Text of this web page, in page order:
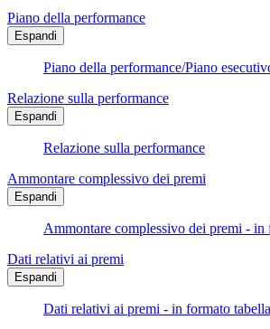
Piano della performance
Espandi
Piano della performance/Piano
Relazione sulla performance
Espandi
Relazione sulla performance
Ammontare complessivo dei premi
Espandi
Ammontare complessivo dei premi - in
Dati relativi ai premi
Espandi
Dati relativi ai premi - in formato